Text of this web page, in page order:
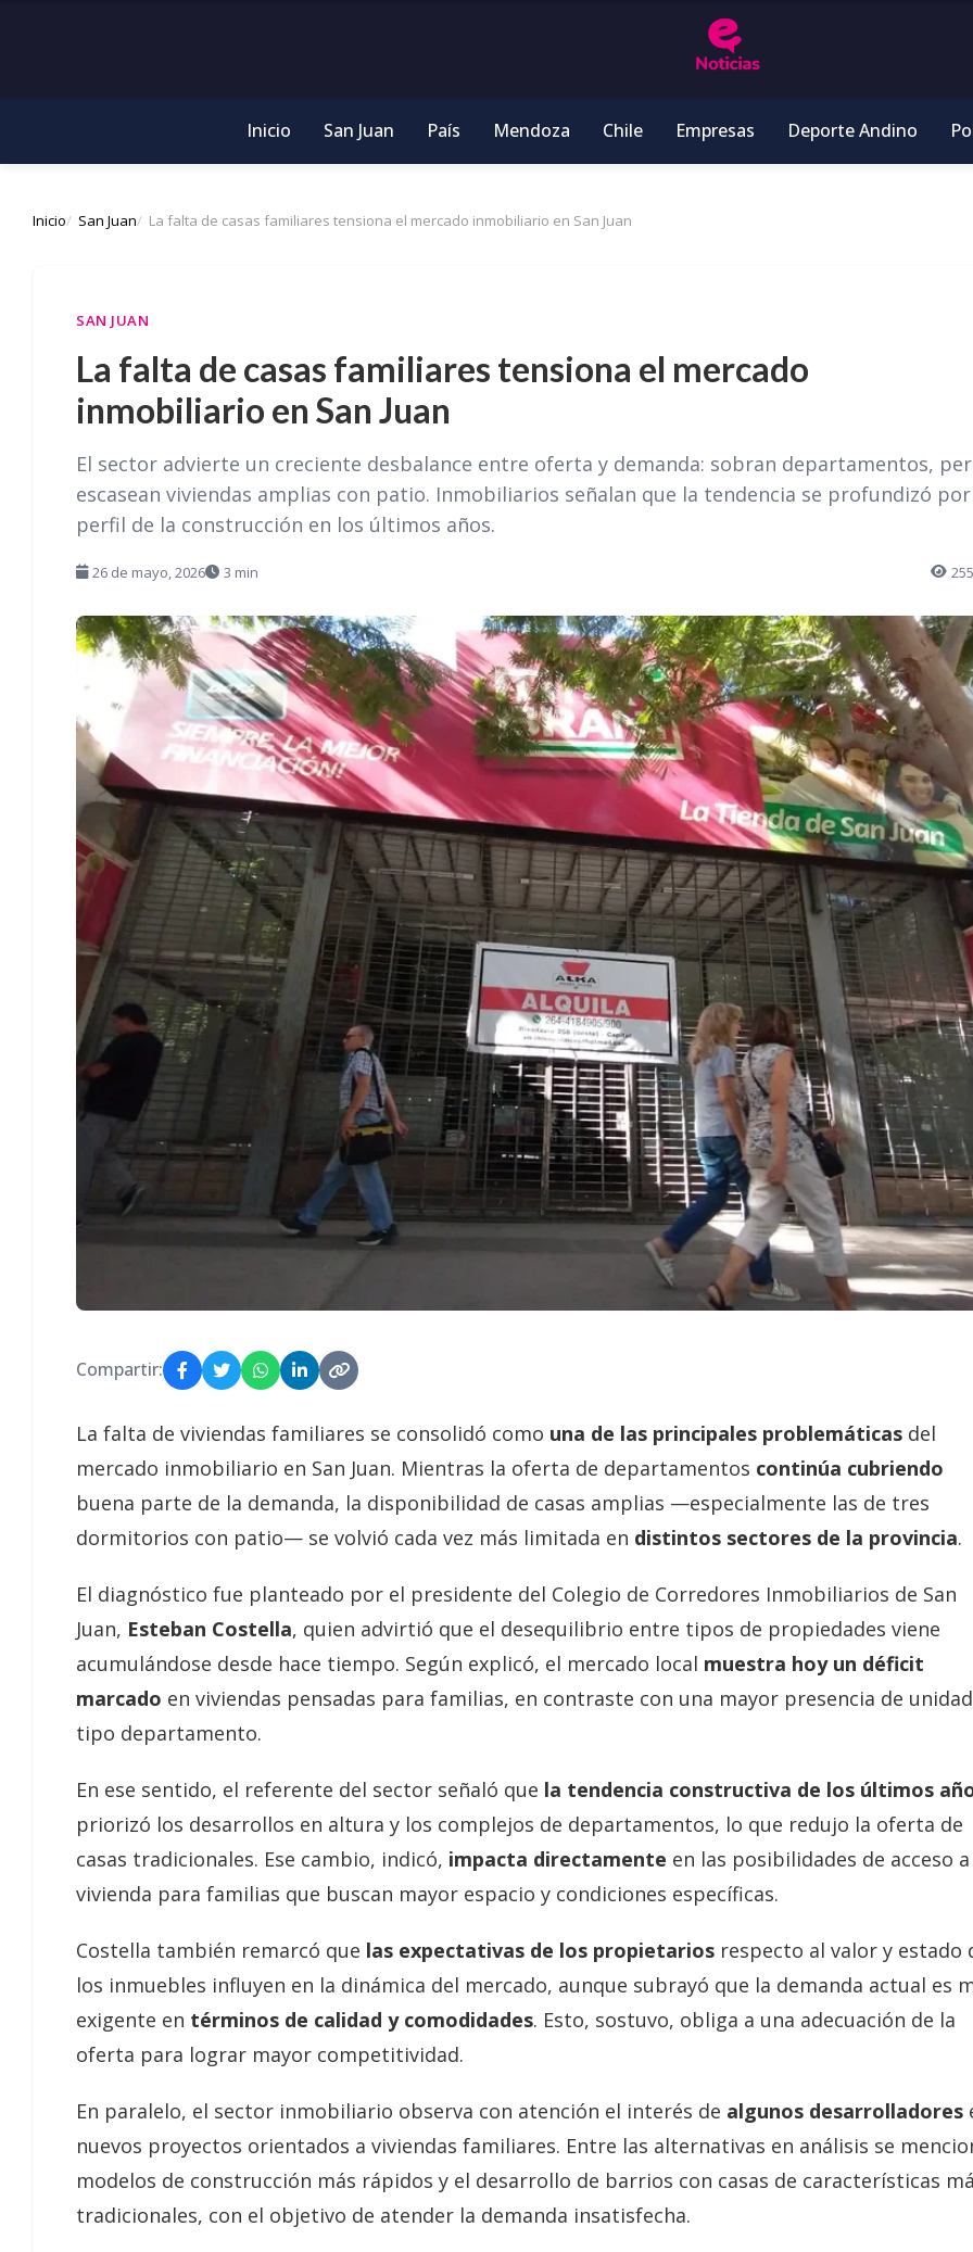
Inicio San Juan País Mendoza Chile Empresas Deporte Andino
Inicio San Juan La falta de casas familiares tensiona el mercado inmobiliario en San Juan
SAN JUAN
La falta de casas familiares tensiona el mercado
inmobiliario en San Juan
El sector advierte un creciente desbalance entre oferta y demanda: sobran departamentos,
escasean viviendas amplias con patio. Inmobiliarios señalan que la tendencia se profundizó
perfil de la construcción en los últimos años.
26 de mayo, 2026 3 min 255
Compartir:
La falta de viviendas familiares se consolidó como una de las principales problemáticas del
mercado inmobiliario en San Juan. Mientras la oferta de departamentos continúa cubriendo
buena parte de la demanda, la disponibilidad de casas amplias —especialmente las de tres
dormitorios con patio— se volvió cada vez más limitada en distintos sectores de la provincia.
El diagnóstico fue planteado por el presidente del Colegio de Corredores Inmobiliarios de San
Juan, Esteban Costella, quien advirtió que el desequilibrio entre tipos de propiedades viene
acumulándose desde hace tiempo. Según explicó, el mercado local muestra hoy un déficit
marcado en viviendas pensadas para familias, en contraste con una mayor presencia de
tipo departamento.
En ese sentido, el referente del sector señaló que la tendencia constructiva de los últimos
priorizó los desarrollos en altura y los complejos de departamentos, lo que redujo la oferta de
casas tradicionales. Ese cambio, indicó, impacta directamente en las posibilidades de acceso
vivienda para familias que buscan mayor espacio y condiciones específicas.
Costella también remarcó que las expectativas de los propietarios respecto al valor y estado
los inmuebles influyen en la dinámica del mercado, aunque subrayó que la demanda actual es
exigente en términos de calidad y comodidades. Esto, sostuvo, obliga a una adecuación de la
oferta para lograr mayor competitividad.
En paralelo, el sector inmobiliario observa con atención el interés de algunos desarrolladores
nuevos proyectos orientados a viviendas familiares. Entre las alternativas en análisis se
modelos de construcción más rápidos y el desarrollo de barrios con casas de características
tradicionales, con el objetivo de atender la demanda insatisfecha.